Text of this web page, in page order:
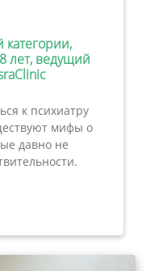
лет, ведущий
к психиатру
мифы о
давно не